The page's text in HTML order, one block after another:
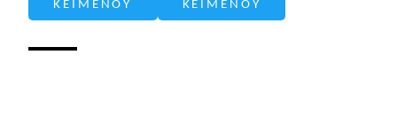
ΚΕΙΜΕΝΟΥ
ΚΕΙΜΕΝΟΥ